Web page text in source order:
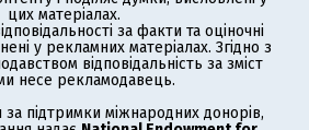
цих матеріалах.
за факти та оціночні
у рекламних матеріалах. Згідно з
відповідальність за зміст
несе рекламодавець.
підтримки міжнародних донорів,